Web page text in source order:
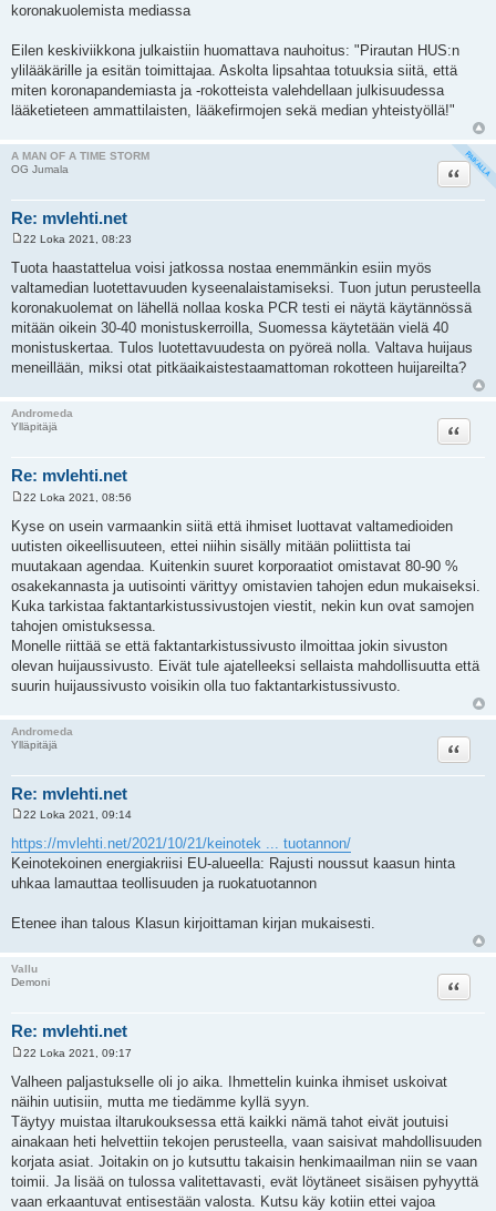
i
koronakuolemista mediassa
Eilen keskiviikkona julkaistiin huomattava nauhoitus: "Pirautan HUS:n
ylilääkärille ja esitän toimittajaa. Askolta lipsahtaa totuuksia siitä, että
miten koronapandemiasta ja -rokotteista valehdellaan julkisuudessa
lääketieteen ammattilaisten, lääkefirmojen sekä median yhteistyöllä!"
A MAN OF A TIME STORM
OG Jumala
Re: mvlehti.net
Lainaa
e
s
i
22 Loka 2021, 08:23
Tuota haastattelua voisi jatkossa nostaa enemmänkin esiin myös
valtamedian luotettavuuden kyseenalaistamiseksi. Tuon jutun perusteella
koronakuolemat on lähellä nollaa koska PCR testi ei näytä käytännössä
mitään oikein 30-40 monistuskerroilla, Suomessa käytetään vielä 40
monistuskertaa. Tulos luotettavuudesta on pyöreä nolla. Valtava huijaus
meneillään, miksi otat pitkäaikaistestaamattoman rokotteen huijareilta?
Andromeda
Ylläpitäjä
Re: mvlehti.net
Lainaa
e
s
i
22 Loka 2021, 08:56
Kyse on usein varmaankin siitä että ihmiset luottavat valtamedioiden
uutisten oikeellisuuteen, ettei niihin sisälly mitään poliittista tai
muutakaan agendaa. Kuitenkin suuret korporaatiot omistavat 80-90 %
osakekannasta ja uutisointi värittyy omistavien tahojen edun mukaiseksi.
Kuka tarkistaa faktantarkistussivustojen viestit, nekin kun ovat samojen
tahojen omistuksessa.
Monelle riittää se että faktantarkistussivusto ilmoittaa jokin sivuston
olevan huijaussivusto. Eivät tule ajatelleeksi sellaista mahdollisuutta että
suurin huijaussivusto voisikin olla tuo faktantarkistussivusto.
Andromeda
Ylläpitäjä
Re: mvlehti.net
Lainaa
i
e
s
i
22 Loka 2021, 09:14
https://mvlehti.net/2021/10/21/keinotek ... tuotannon/
Keinotekoinen energiakriisi EU-alueella: Rajusti noussut kaasun hinta
uhkaa lamauttaa teollisuuden ja ruokatuotannon
Etenee ihan talous Klasun kirjoittaman kirjan mukaisesti.
Vallu
Demoni
Re: mvlehti.net
Lainaa
e
s
t
i
22 Loka 2021, 09:17
Valheen paljastukselle oli jo aika. Ihmettelin kuinka ihmiset uskoivat
näihin uutisiin, mutta me tiedämme kyllä syyn.
Täytyy muistaa iltarukouksessa että kaikki nämä tahot eivät joutuisi
ainakaan heti helvettiin tekojen perusteella, vaan saisivat mahdollisuuden
korjata asiat. Joitakin on jo kutsuttu takaisin henkimaailman niin se vaan
toimii. Ja lisää on tulossa valitettavasti, evät löytäneet sisäisen pyhyyttä
vaan erkaantuvat entisestään valosta. Kutsu käy kotiin ettei vajoa